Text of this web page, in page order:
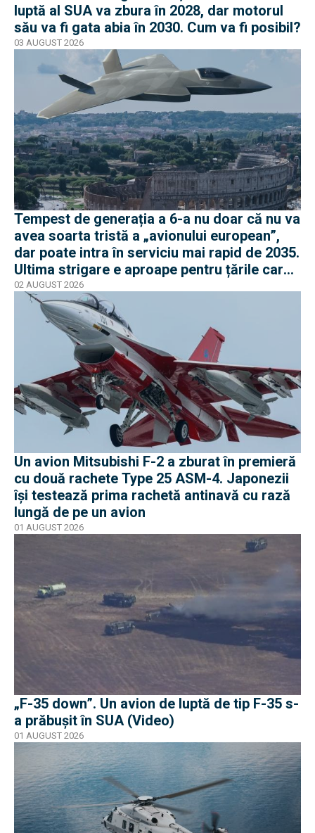
luptă al SUA va zbura în 2028, dar motorul
său va fi gata abia în 2030. Cum va fi posibil?
03 AUGUST 2026
Tempest de generația a 6-a nu doar că nu va
avea soarta tristă a „avionului european”,
dar poate intra în serviciu mai rapid de 2035.
Ultima strigare e aproape pentru țările care
vor în program
02 AUGUST 2026
Un avion Mitsubishi F-2 a zburat în premieră
cu două rachete Type 25 ASM-4. Japonezii
își testează prima rachetă antinavă cu rază
lungă de pe un avion
01 AUGUST 2026
„F-35 down”. Un avion de luptă de tip F-35 s-
a prăbușit în SUA (Video)
01 AUGUST 2026